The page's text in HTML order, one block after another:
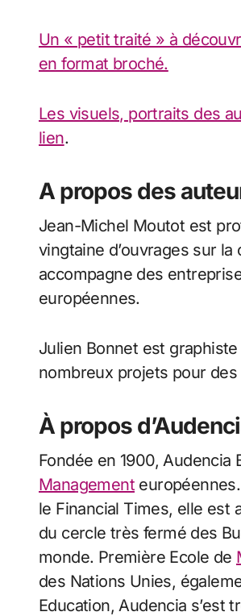
Un « petit traité » à
en format broché.
Les visuels, portraits des
lien.
A propos des
Jean-Michel Moutot est
vingtaine d’ouvrages sur
accompagne des
européennes.
Julien Bonnet est
nombreux projets pour
À propos
Fondée en 1900,
Management
le Financial Times, elle est
du cercle très fermé des
monde. Première Ecole de
des Nations Unies,
Education, Audencia s’est